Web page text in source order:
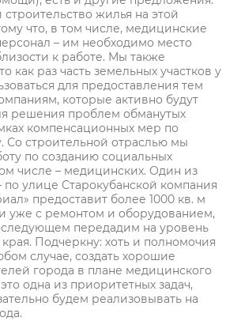
строительство жилья на этой
что, в том числе, медицинские
– им необходимо место
к работе. Мы также
как раз часть земельных участков у
для предоставления тем
которые активно будут
решения проблем обманутых
компенсационных мер по
Со строительной отраслью мы
по созданию социальных
числе – медицинских. Один из
по улице Старокубанской компания
предоставит более 1000 кв. м
уже с ремонтом и оборудованием,
передадим на уровень
Подчеркну: хоть и полномочия
случае, создать хорошие
города в плане медицинского
одна из приоритетных задач,
будем реализовывать на